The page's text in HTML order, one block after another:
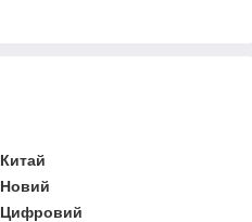
Китай
Новий
Цифровий